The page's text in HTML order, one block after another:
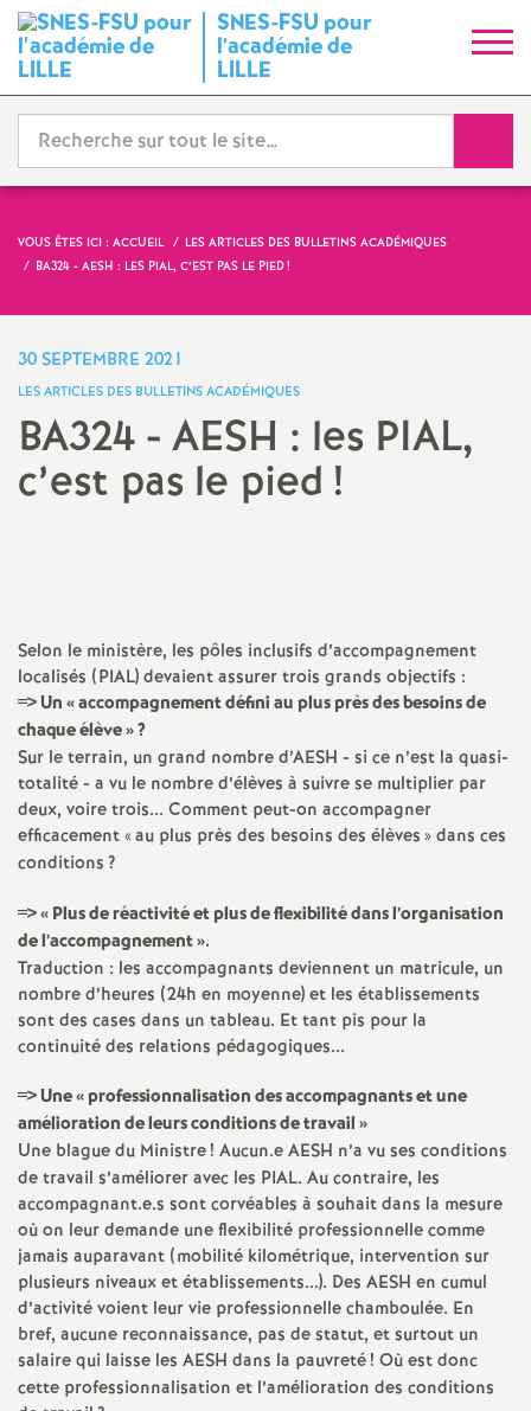
SNES-FSU pour
l’académie de
LILLE
y
n
d
a
t
t
i
o
n
l
d
s
E
n
s
e
VOUS ÊTES ICI : ACCUEIL
LES ARTICLES DES BULLETINS ACADÉMIQUES
BA324 - AESH : LES PIAL, C’EST PAS LE PIED!
30 SEPTEMBRE 2021
LES ARTICLES DES BULLETINS ACADÉMIQUES
BA324 - AESH : les PIAL,
c’est pas le pied !
Selon le ministère, les pôles inclusifs d’accompagnement
localisés (PIAL) devaient assurer trois grands objectifs :
=> Un «accompagnement défini au plus près des besoins de
chaque élève»?
Sur le terrain, un grand nombre d’AESH - si ce n’est la quasi-
totalité - a vu le nombre d’élèves à suivre se multiplier par
deux, voire trois... Comment peut-on accompagner
efficacement «au plus près des besoins des élèves» dans ces
conditions?
=> «Plus de réactivité et plus de flexibilité dans l’organisation
de l’accompagnement».
Traduction : les accompagnants deviennent un matricule, un
nombre d’heures (24h en moyenne) et les établissements
sont des cases dans un tableau. Et tant pis pour la
continuité des relations pédagogiques...
=> Une «professionnalisation des accompagnants et une
amélioration de leurs conditions de travail»
Une blague du Ministre! Aucun.e AESH n’a vu ses conditions
de travail s’améliorer avec les PIAL. Au contraire, les
accompagnant.e.s sont corvéables à souhait dans la mesure
où on leur demande une flexibilité professionnelle comme
jamais auparavant (mobilité kilométrique, intervention sur
plusieurs niveaux et établissements...). Des AESH en cumul
d’activité voient leur vie professionnelle chamboulée. En
bref, aucune reconnaissance, pas de statut, et surtout un
salaire qui laisse les AESH dans la pauvreté! Où est donc
cette professionnalisation et l’amélioration des conditions